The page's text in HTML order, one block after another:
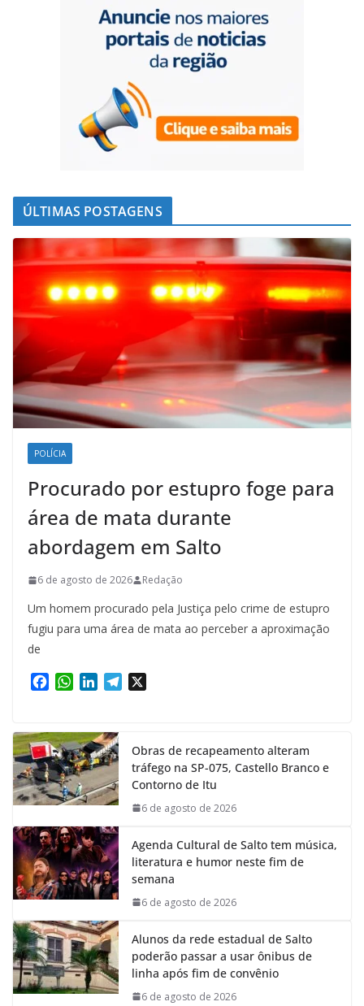
ÚLTIMAS POSTAGENS
POLÍCIA
Procurado por estupro foge para
área de mata durante
abordagem em Salto
6 de agosto de 2026 Redação
Um homem procurado pela Justiça pelo crime de estupro
fugiu para uma área de mata ao perceber a aproximação
de
e
b
o
o
k
W
t
s
A
p
p
k
e
d
I
n
m
Obras de recapeamento alteram
tráfego na SP-075, Castello Branco e
Contorno de Itu
6 de agosto de 2026
Agenda Cultural de Salto tem música,
literatura e humor neste fim de
semana
6 de agosto de 2026
Alunos da rede estadual de Salto
poderão passar a usar ônibus de
linha após fim de convênio
6 de agosto de 2026